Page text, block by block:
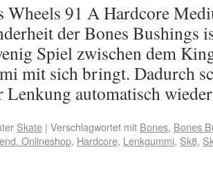
Wheels 91 A Hardcore
der Bones Bushings
Spiel zwischen dem
mit sich bringt. Dadurch
Lenkung automatisch
Skate | Verschlagwortet mit Bones, Bones
Onlineshop, Hardcore, Lenkgummi, Sk8,